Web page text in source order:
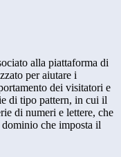
alla piattaforma di
per aiutare i
dei visitatori e
di tipo pattern, in cui il
di numeri e lettere, che
che imposta il